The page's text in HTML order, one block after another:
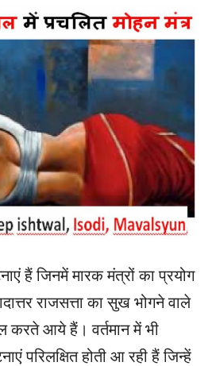
हैं जिनमें मारक मंत्रों का प्रयोग
राजसत्ता का सुख भोगने वाले
करते आये हैं। वर्तमान में भी
परिलक्षित होती आ रही हैं जिन्हें